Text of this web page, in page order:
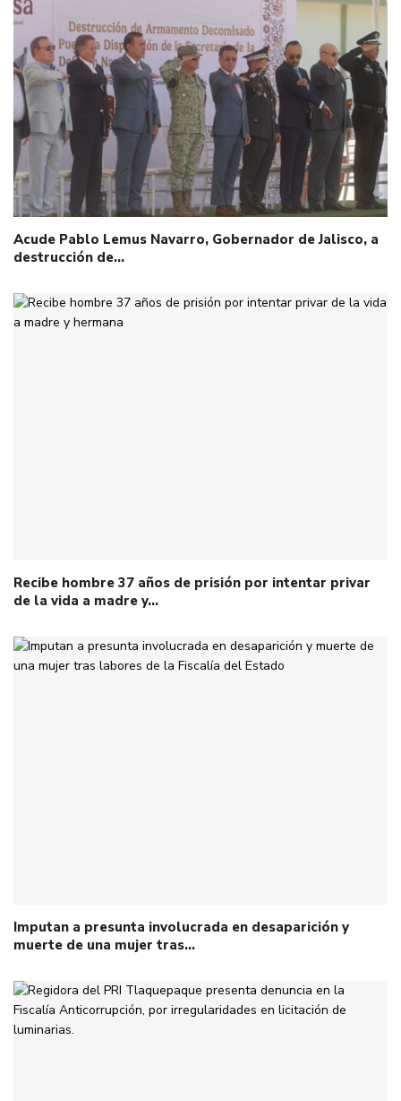
Acude Pablo Lemus Navarro, Gobernador de Jalisco, a
destrucción de…
Recibe hombre 37 años de prisión por intentar privar
de la vida a madre y…
Imputan a presunta involucrada en desaparición y
muerte de una mujer tras…